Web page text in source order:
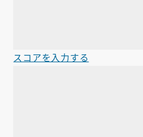
スコアを入力する